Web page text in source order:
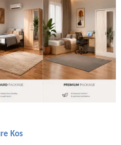
Kos